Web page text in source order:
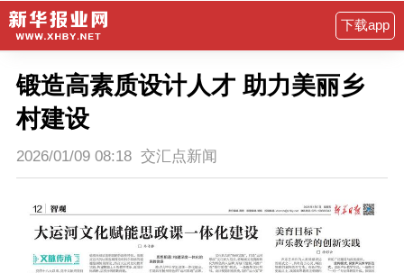
下载app
锻造高素质设计人才 助力美丽乡
村建设
2026/01/09 08:18 交汇点新闻